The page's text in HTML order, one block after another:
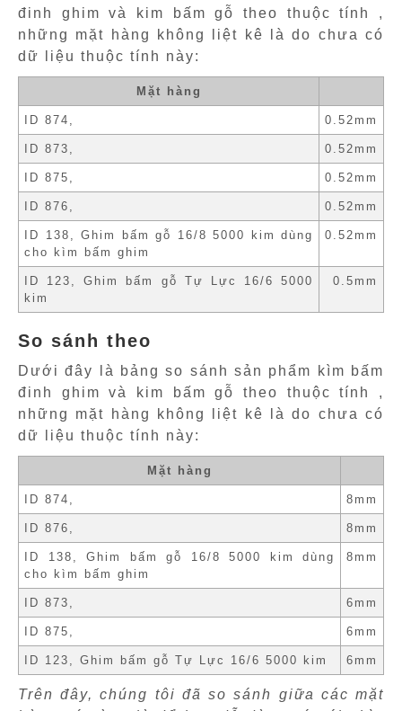
đinh ghim và kim bấm gỗ theo thuộc tính ,
những mặt hàng không liệt kê là do chưa có
dữ liệu thuộc tính này:
Mặt hàng
ID 874, 0.52mm
ID 873, 0.52mm
ID 875, 0.52mm
ID 876, 0.52mm
ID 138, Ghim bấm gỗ 16/8 5000 kim dùng
cho kìm bấm ghim
0.52mm
ID 123, Ghim bấm gỗ Tự Lực 16/6 5000
kim
0.5mm
So sánh theo
Dưới đây là bảng so sánh sản phẩm kìm bấm
đinh ghim và kim bấm gỗ theo thuộc tính ,
những mặt hàng không liệt kê là do chưa có
dữ liệu thuộc tính này:
Mặt hàng
ID 874, 8mm
ID 876, 8mm
ID 138, Ghim bấm gỗ 16/8 5000 kim dùng
cho kìm bấm ghim
8mm
ID 873, 6mm
ID 875, 6mm
ID 123, Ghim bấm gỗ Tự Lực 16/6 5000 kim 6mm
Trên đây, chúng tôi đã so sánh giữa các mặt